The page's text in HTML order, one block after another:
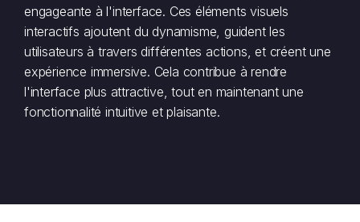
engageante à l'interface. Ces éléments visuels
interactifs ajoutent du dynamisme, guident les
utilisateurs à travers différentes actions, et créent une
expérience immersive. Cela contribue à rendre
l'interface plus attractive, tout en maintenant une
fonctionnalité intuitive et plaisante.